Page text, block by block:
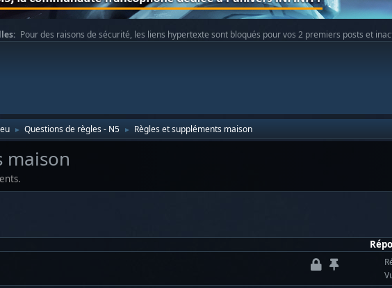
Pour des raisons de sécurité, les liens hypertexte sont bloqués pour vos 2 premiers posts et
► Questions de règles - N5 ► Règles et suppléments maison
maison